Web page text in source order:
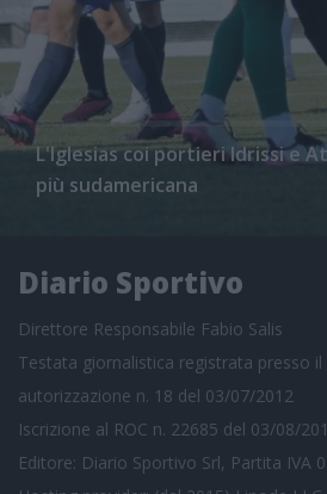
L'Iglesias coi portieri Idrissi e
più sudamericana
Diario Sportivo
Direttore Responsabile Fabio Salis
Testata giornalistica registrata presso il
autorizzazione n. 18 del 03/07/2012
Iscrizione al ROC n. 22685 del 03/08/
Editore: Diario Sportivo Srl, Partita IVA